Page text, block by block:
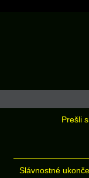
Prešli
Slávnostné